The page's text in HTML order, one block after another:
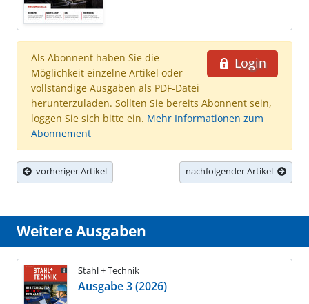
Login
Als Abonnent haben Sie die
Möglichkeit einzelne Artikel oder
vollständige Ausgaben als PDF-Datei
herunterzuladen. Sollten Sie bereits Abonnent sein,
loggen Sie sich bitte ein. Mehr Informationen zum
Abonnement
vorheriger Artikel nachfolgender Artikel
Weitere Ausgaben
Stahl + Technik
Ausgabe 3 (2026)